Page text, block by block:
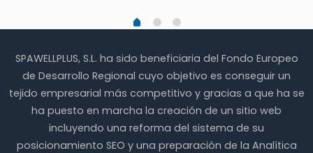
SPAWELLPLUS, S.L. ha sido beneficiaria del Fondo Europeo
de Desarrollo Regional cuyo objetivo es conseguir un
tejido empresarial más competitivo y gracias a que ha se
ha puesto en marcha la creación de un sitio web
incluyendo una reforma del sistema de su
posicionamiento SEO y una preparación de la Analítica